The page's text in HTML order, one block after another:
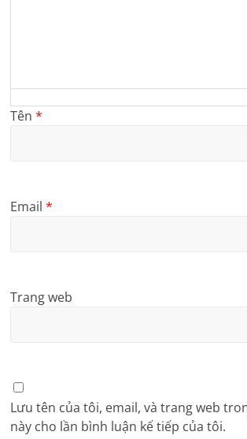
Tên*
Email*
Trang web
Lưu tên của tôi, email, và trang web
này cho lần bình luận kế tiếp của tôi.